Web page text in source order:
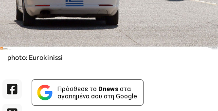
photo: Eurokinissi
Πρόσθεσε το Dnews στα
αγαπημένα σου στη Google